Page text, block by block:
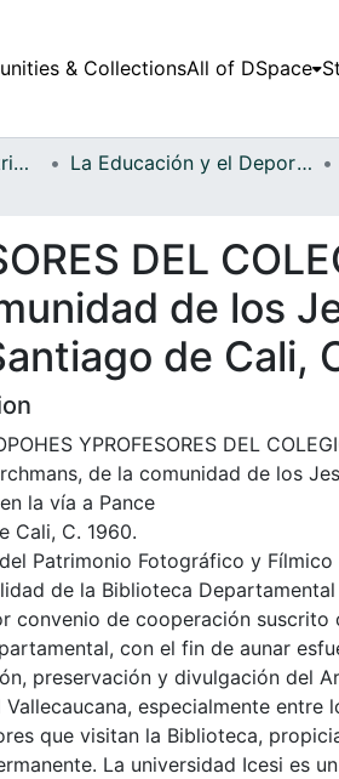
& CollectionsAll of DSpace
Fondo Archivo del Patrimonio Fotográfico y Fílmico del Valle del Cauca La Educación y el Deporte
DEL
de los
de Cali,
YPROFESORES DEL
de la comunidad de los
la vía a Pance
Cali, C. 1960.
Patrimonio Fotográfico y Fílmico
de la Biblioteca
convenio de cooperación suscrito
con el fin de aunar
preservación y divulgación del
especialmente entre
que visitan la Biblioteca,
La universidad Icesi es